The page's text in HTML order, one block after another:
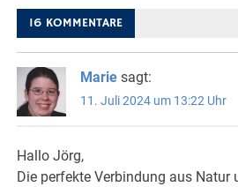
16 KOMMENTARE
Marie sagt:
11. Juli 2024 um 13:22 Uhr
Hallo Jörg,
Die perfekte Verbindung aus Natur